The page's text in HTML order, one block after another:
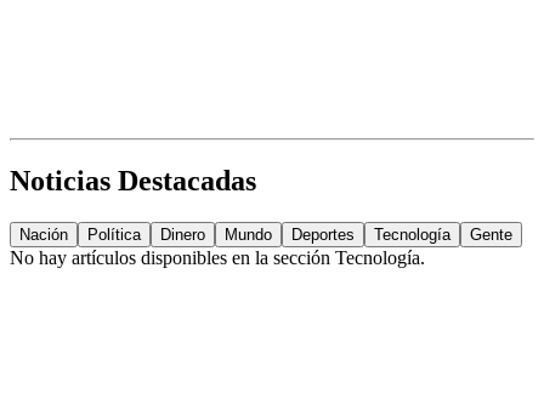
Noticias Destacadas
Nación Política Dinero Mundo Deportes Tecnología Gente
No hay artículos disponibles en la sección Tecnología.